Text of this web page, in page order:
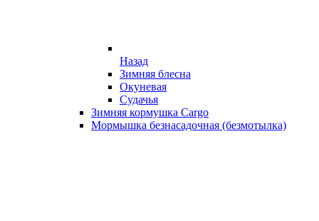
Назад
Зимняя блесна
Окуневая
Судачья
Зимняя кормушка Cargo
Мормышка безнасадочная (безмотылка)